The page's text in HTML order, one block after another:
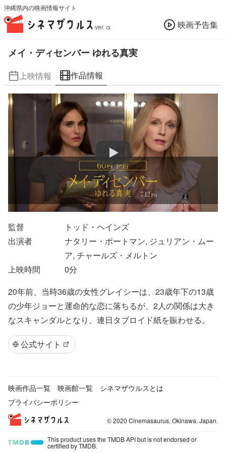
沖縄県内の映画情報サイト
ver. α 映画予告集
メイ・ディセンバー ゆれる真実
上映情報 作品情報
監督
トッド・ヘインズ
出演者
ナタリー・ポートマン, ジュリアン・ムー
ア, チャールズ・メルトン
上映時間
0分
20年前、当時36歳の女性グレイシーは、23歳年下の13歳
の少年ジョーと運命的な恋に落ちるが、2人の関係は大き
なスキャンダルとなり、連日タブロイド紙を賑わせる。
公式サイト
映画作品一覧 映画館一覧
シネマザウルスとは
プライバシーポリシー
© 2020 Cinemasaurus, Okinawa. Japan.
This product uses the TMDB API but is not endorsed or
certified by TMDB.